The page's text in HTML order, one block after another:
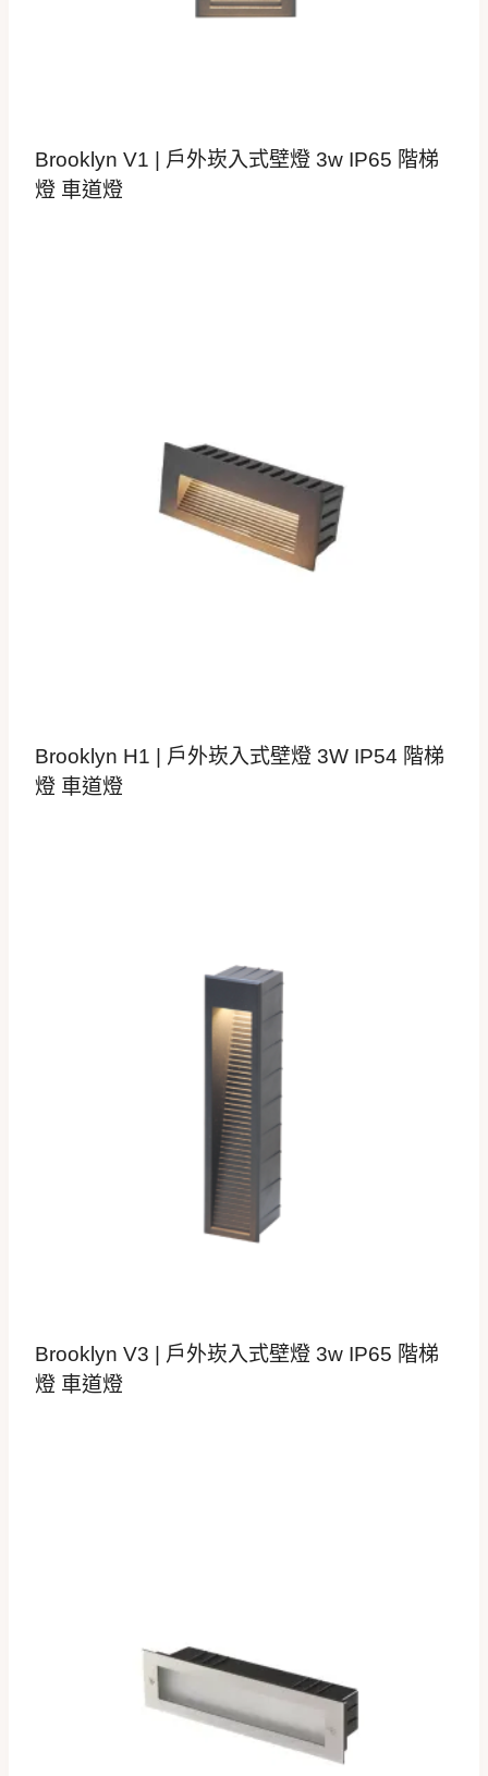
Brooklyn V1 | 戶外崁入式壁燈 3w IP65 階梯
燈 車道燈
Brooklyn H1 | 戶外崁入式壁燈 3W IP54 階梯
燈 車道燈
Brooklyn V3 | 戶外崁入式壁燈 3w IP65 階梯
燈 車道燈